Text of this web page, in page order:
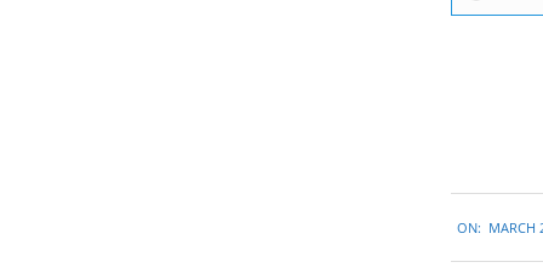
03-
27
ON: MARCH